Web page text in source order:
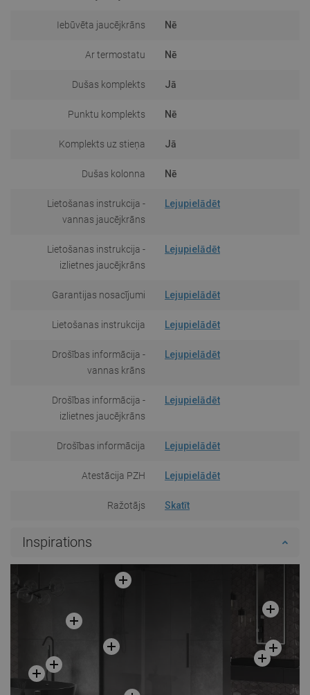
Iebūvēta jaucējkrāns Nē
Ar termostatu Nē
Dušas komplekts Jā
Punktu komplekts Nē
Komplekts uz stieņa Jā
Dušas kolonna Nē
Lietošanas instrukcija -
vannas jaucējkrāns
Lejupielādēt
Lietošanas instrukcija -
izlietnes jaucējkrāns
Lejupielādēt
Garantijas nosacījumi Lejupielādēt
Lietošanas instrukcija Lejupielādēt
Drošības informācija -
vannas krāns
Lejupielādēt
Drošības informācija -
izlietnes jaucējkrāns
Lejupielādēt
Drošības informācija Lejupielādēt
Atestācija PZH Lejupielādēt
Ražotājs Skatīt
Inspirations